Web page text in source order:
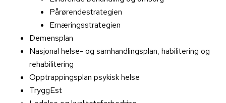
Pårørendestrategien
Ernæringsstrategien
Demensplan
Nasjonal helse- og samhandlingsplan, habilitering og
rehabilitering
Opptrappingsplan psykisk helse
TryggEst